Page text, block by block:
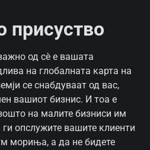
присуство
од сѐ е вашата
на глобалната карта на
се снабдуваат од вас,
вашиот бизнис. И тоа е
на малите бизниси им
опслужите вашите клиенти
мориња, а да не бидете